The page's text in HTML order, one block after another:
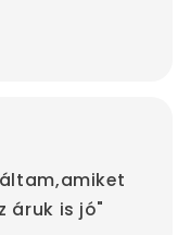
áruk is jó"